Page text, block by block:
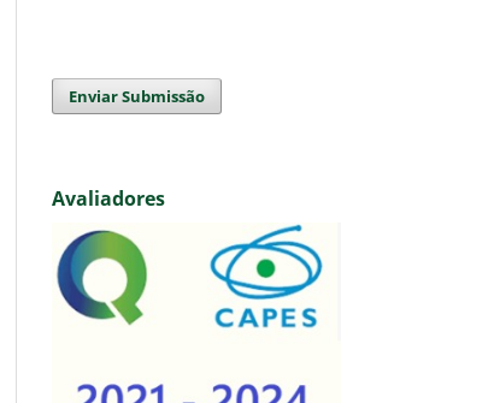
Enviar Submissão
Avaliadores